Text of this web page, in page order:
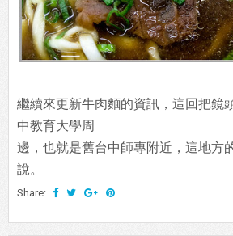
繼續來更新牛肉麵的資訊，這回把鏡
中教育大學周
邊，也就是舊台中師專附近，這地方
說。
Share: